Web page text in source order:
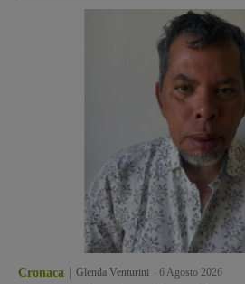
Cronaca Glenda Venturini 6 Agosto 2026